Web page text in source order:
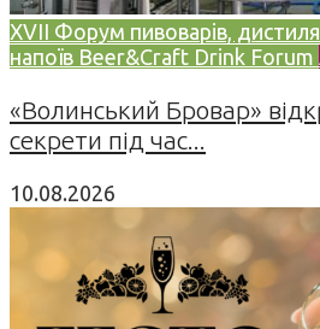
XVII Форум пивоварів,
напоїв Beer&Craft Drink Forum
«Волинський Бровар»
секрети під час...
10.08.2026